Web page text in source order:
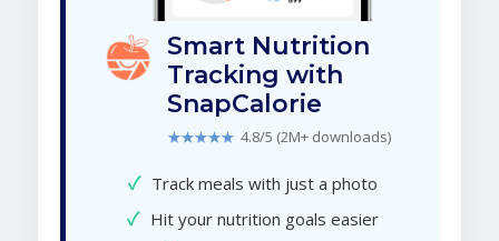
Smart Nutrition
Tracking with
SnapCalorie
★★★★★ 4.8/5 (2M+ downloads)
✓ Track meals with just a photo
✓ Hit your nutrition goals easier